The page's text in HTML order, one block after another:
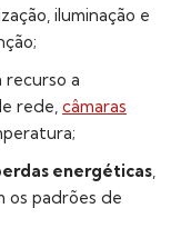
iluminação e
recurso a
rede, câmaras
energéticas
os padrões de